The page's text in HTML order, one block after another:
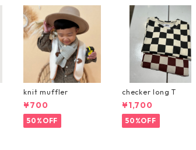
knit muffler
¥700
50%OFF
checker long T
¥1,700
50%OFF